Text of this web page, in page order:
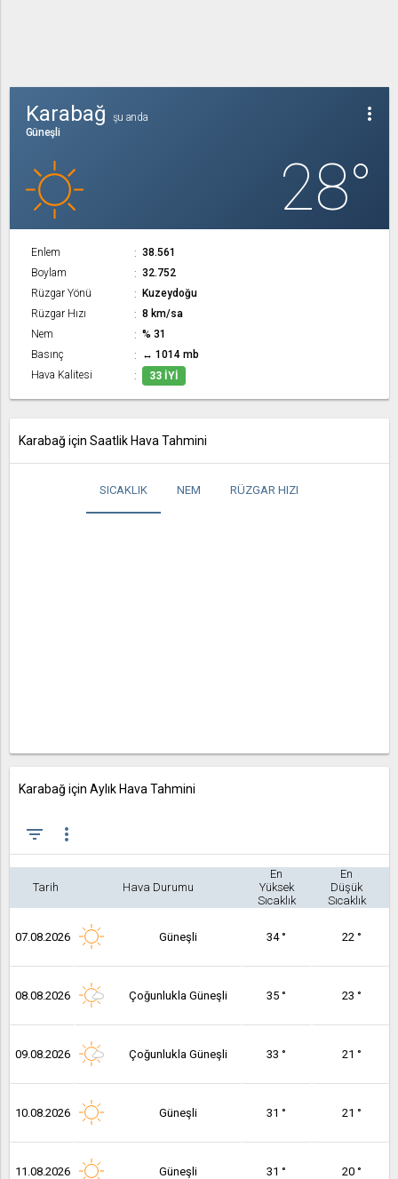
more_vert
Karabağ
şu anda
Güneşli
28°
Enlem
38.561
Boylam
32.752
Rüzgar Yönü
Kuzeydoğu
Rüzgar Hızı
8 km/sa
Nem
% 31
Basınç
↔ 1014 mb
Hava Kalitesi
33 İYI
Karabağ için Saatlik Hava Tahmini
SICAKLIK NEM RÜZGAR HIZI
Karabağ için Aylık Hava Tahmini
filter_list more_vert
Tarih Hava Durumu
En
Yüksek
Sıcaklık
En
Düşük
Sıcaklık
07.08.2026 Güneşli 34 ° 22 °
08.08.2026 Çoğunlukla Güneşli 35 ° 23 °
09.08.2026 Çoğunlukla Güneşli 33 ° 21 °
10.08.2026 Güneşli 31 ° 21 °
11.08.2026 Güneşli 31 ° 20 °